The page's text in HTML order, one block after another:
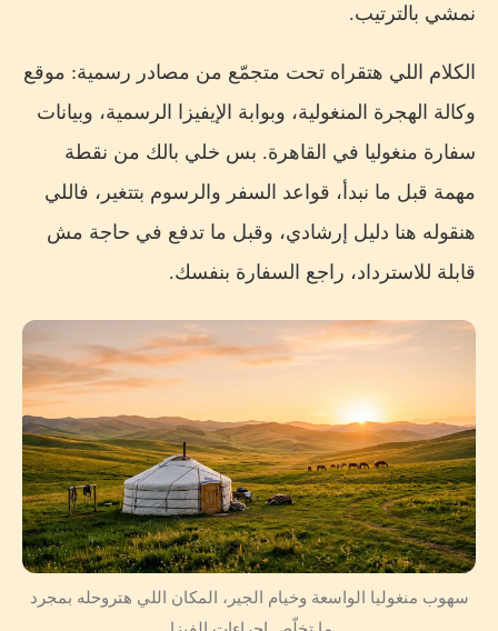
نمشي بالترتيب.
الكلام اللي هتقراه تحت متجمّع من مصادر رسمية: موقع
وكالة الهجرة المنغولية، وبوابة الإيفيزا الرسمية، وبيانات
سفارة منغوليا في القاهرة. بس خلي بالك من نقطة
مهمة قبل ما نبدأ، قواعد السفر والرسوم بتتغير، فاللي
هنقوله هنا دليل إرشادي، وقبل ما تدفع في حاجة مش
قابلة للاسترداد، راجع السفارة بنفسك.
سهوب منغوليا الواسعة وخيام الجير، المكان اللي هتروحله بمجرد